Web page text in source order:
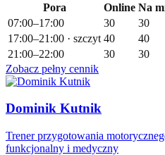
Pora
Online Na
07:00–17:00
30
30
17:00–21:00 · szczyt 40
40
21:00–22:00
30
30
Zobacz pełny cennik
Dominik Kutnik
Trener przygotowania
funkcjonalny i medyczny